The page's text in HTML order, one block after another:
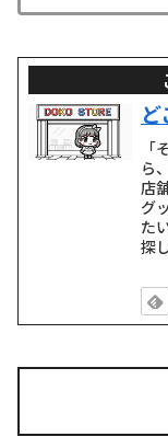
ら
店
グ
た
探